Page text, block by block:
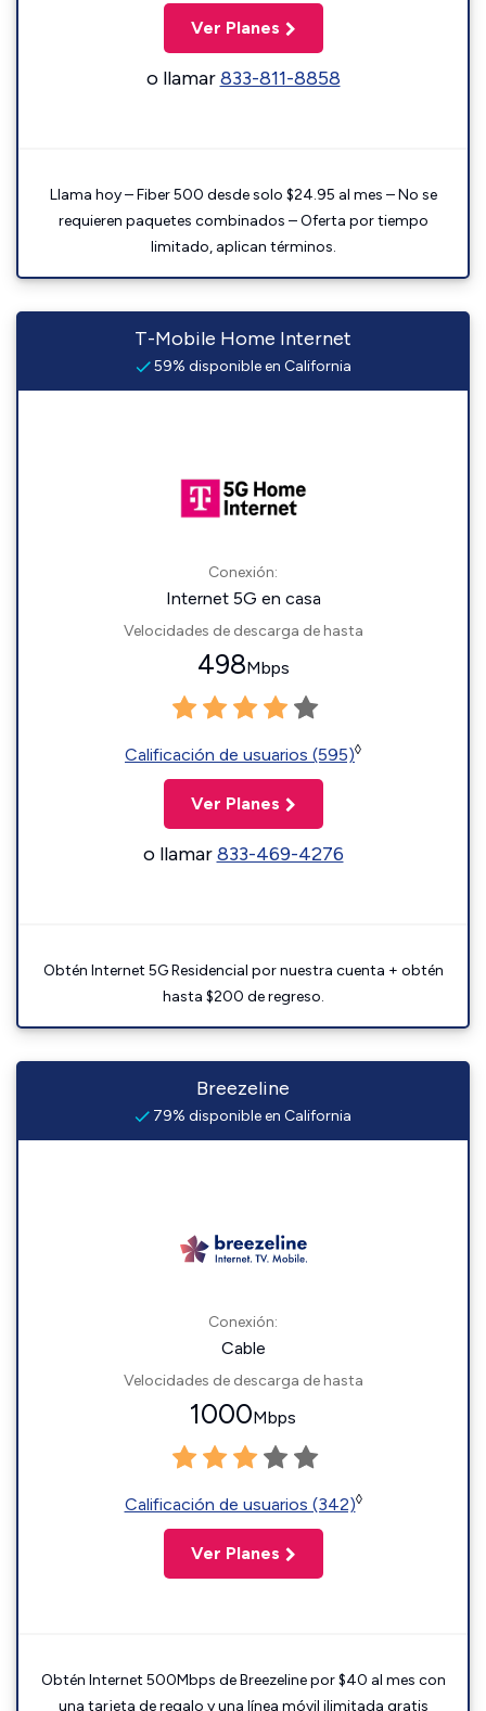
Ver Planes
o llamar833-811-8858
Llama hoy – Fiber 500 desde solo $24.95 al mes – No se
requieren paquetes combinados – Oferta por tiempo
limitado, aplican términos.
T-Mobile Home Internet
59% disponible en California
Conexión:
Internet 5G en casa
Velocidades de descarga de hasta
498Mbps
Calificación de usuarios (595)◊
Ver Planes
o llamar833-469-4276
Obtén Internet 5G Residencial por nuestra cuenta + obtén
hasta $200 de regreso.
Breezeline
79% disponible en California
Conexión:
Cable
Velocidades de descarga de hasta
1000Mbps
Calificación de usuarios (342)◊
Ver Planes
Obtén Internet 500Mbps de Breezeline por $40 al mes con
una tarjeta de regalo y una línea móvil ilimitada gratis